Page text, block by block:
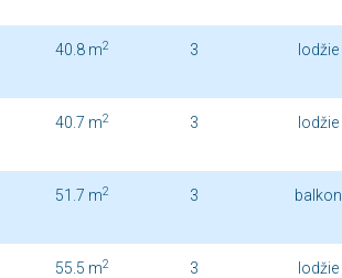
40.8 m2 3 lodžie
40.7 m2 3 lodžie
51.7 m2 3 balkon
55.5 m2 3 lodžie